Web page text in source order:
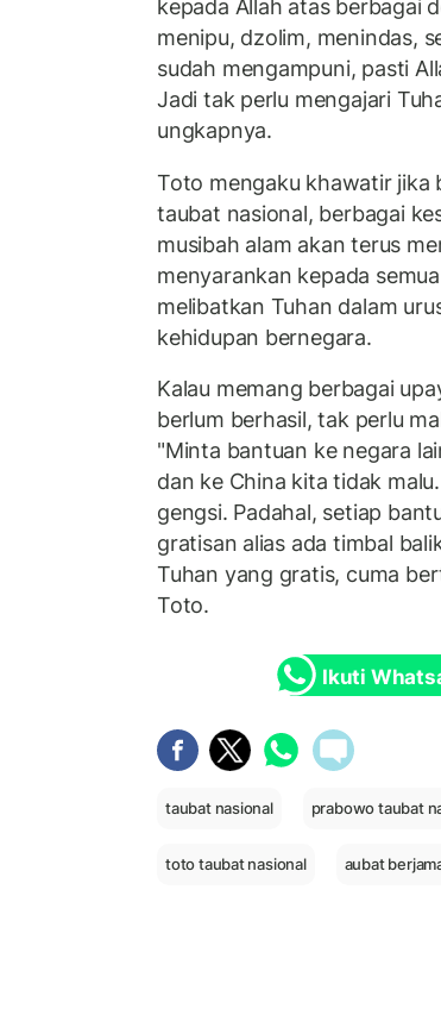
kepada Allah atas berbagai
menipu, dzolim, menindas,
sudah mengampuni, pasti
Jadi tak perlu mengajari
ungkapnya.
Toto mengaku khawatir jika
taubat nasional, berbagai
musibah alam akan terus
menyarankan kepada
melibatkan Tuhan dalam
kehidupan bernegara.
Kalau memang berbagai
berlum berhasil, tak perlu
"Minta bantuan ke negara
dan ke China kita tidak
gengsi. Padahal, setiap
gratisan alias ada timbal
Tuhan yang gratis, cuma
Toto.
Ikuti
taubat nasional prabowo taubat
toto taubat nasional aubat